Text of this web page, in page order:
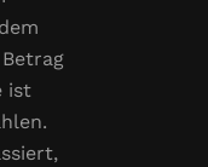
ist